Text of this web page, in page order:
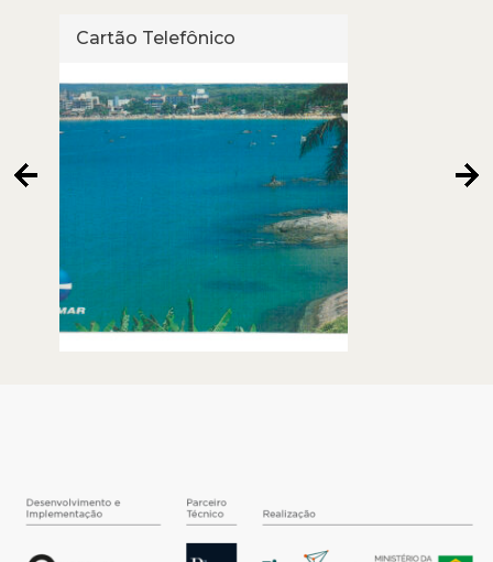
Cartão Telefônico